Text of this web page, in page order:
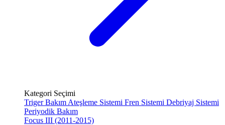
Kategori Seçimi
Triger Bakım Ateşleme Sistemi Fren Sistemi Debriyaj Sistemi
Periyodik Bakım
Focus III (2011-2015)